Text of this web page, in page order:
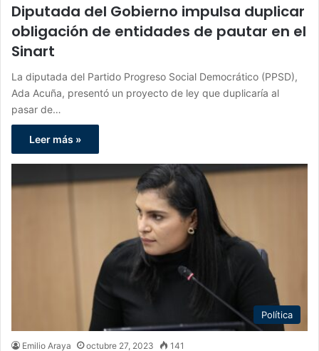
Diputada del Gobierno impulsa duplicar
obligación de entidades de pautar en el
Sinart
La diputada del Partido Progreso Social Democrático (PPSD),
Ada Acuña, presentó un proyecto de ley que duplicaría al
pasar de…
Leer más »
Política
Emilio Araya octubre 27, 2023 141